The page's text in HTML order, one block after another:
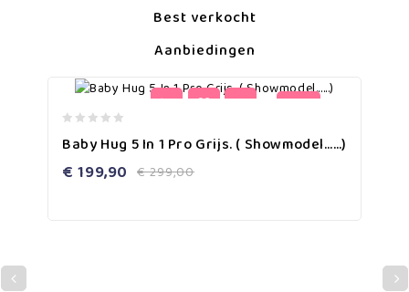
Best verkocht
Aanbiedingen
-33%
out
5
Baby Hug 5 In 1 Pro Grijs. ( Showmodel……)
€299,00
€ 199,90